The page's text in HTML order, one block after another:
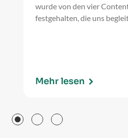
wurde von den vier
festgehalten, die uns
Mehr lesen